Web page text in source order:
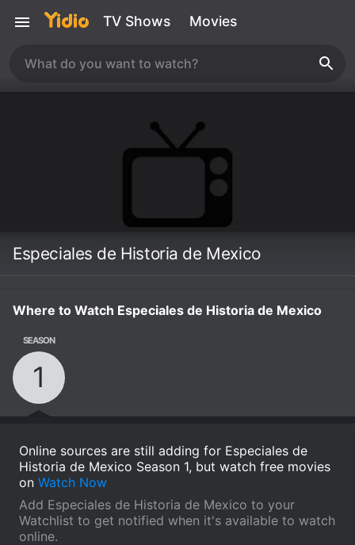
TV Shows Movies
Especiales de Historia de Mexico
Where to Watch Especiales de Historia de Mexico
SEASON
1
Online sources are still adding for Especiales de
Historia de Mexico Season 1, but watch free movies
on Watch Now
Add Especiales de Historia de Mexico to your
Watchlist to get notified when it's available to watch
online.